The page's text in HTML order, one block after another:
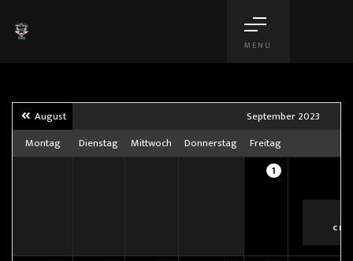
MENU
August
September 2023
Montag
Dienstag Mittwoch Donnerstag Freitag
1